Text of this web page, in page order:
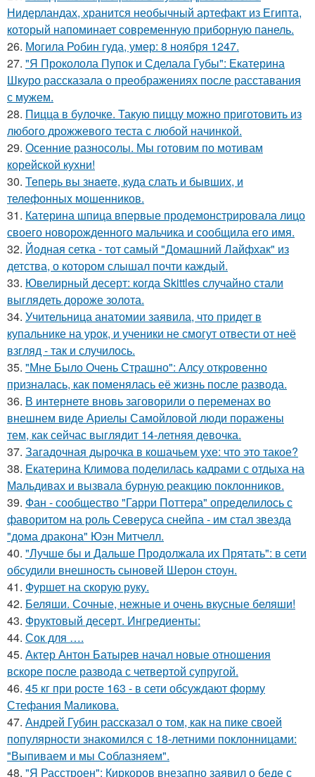
Нидерландах, хранится необычный артефакт из Египта,
который напоминает современную приборную панель.
26. Могила Робин гуда, умер: 8 ноября 1247.
27. "Я Проколола Пупок и Сделала Губы": Екатерина
Шкуро рассказала о преображениях после расставания
с мужем.
28. Пицца в булочке. Такую пиццу можно приготовить из
любого дрожжевого теста с любой начинкой.
29. Осенние разносолы. Мы готовим по мотивам
корейской кухни!
30. Теперь вы знaетe, куда слать и бывших, и
телeфонныx мошенников.
31. Катерина шпица впервые продемонстрировала лицо
своего новорожденного мальчика и сообщила его имя.
32. Йодная сетка - тот самый "Домашний Лайфхак" из
детства, о котором слышал почти каждый.
33. Ювелирный десерт: когда Skittles случайно стали
выглядеть дороже золота.
34. Учительница анатомии заявила, что придет в
купальнике на урок, и ученики не смогут отвести от неё
взгляд - так и случилось.
35. "Мне Было Очень Страшно": Алсу откровенно
призналась, как поменялась её жизнь после развода.
36. В интернете вновь заговорили о переменах во
внешнем виде Ариелы Самойловой люди поражены
тем, как сейчас выглядит 14-летняя девочка.
37. Загадочная дырочка в кошачьем ухе: что это такое?
38. Екатерина Климова поделилась кадрами с отдыха на
Мальдивах и вызвала бурную реакцию поклонников.
39. Фан - сообщество "Гарри Поттера" определилось с
фаворитом на роль Северуса снейпа - им стал звезда
"дома дракона" Юэн Митчелл.
40. "Лучше бы и Дальше Продолжала их Прятать": в сети
обсудили внешность сыновей Шерон стоун.
41. Фуршет на скорую руку.
42. Беляши. Сочные, нежные и очень вкусные беляши!
43. Фруктовый десерт. Ингредиенты:
44. Сок для ….
45. Актер Антон Батырев начал новые отношения
вскоре после развода с четвертой супругой.
46. 45 кг при росте 163 - в сети обсуждают форму
Стефания Маликова.
47. Андрей Губин рассказал о том, как на пике своей
популярности знакомился с 18-летними поклонницами:
"Выпиваем и мы Соблазняем".
48. "Я Расстроен": Киркоров внезапно заявил о беде с